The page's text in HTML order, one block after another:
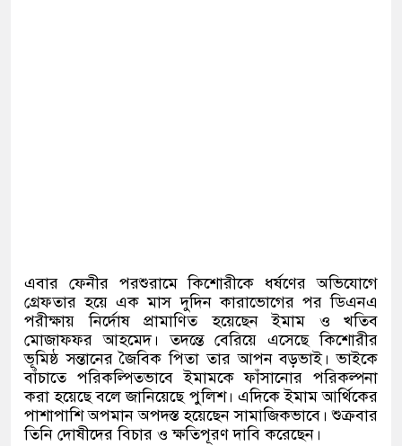
এবার ফেনীর পরশুরামে কিশোরীকে ধর্ষণের অভিযোগে
গ্রেফতার হয়ে এক মাস দুদিন কারাভোগের পর ডিএনএ
পরীক্ষায় নির্দোষ প্রামাণিত হয়েছেন ইমাম ও খতিব
মোজাফফর আহমেদ। তদন্তে বেরিয়ে এসেছে কিশোরীর
ভূমিষ্ঠ সন্তানের জৈবিক পিতা তার আপন বড়ভাই। ভাইকে
বাঁচাতে পরিকল্পিতভাবে ইমামকে ফাঁসানোর পরিকল্পনা
করা হয়েছে বলে জানিয়েছে পুলিশ। এদিকে ইমাম আর্থিকের
পাশাপাশি অপমান অপদস্ত হয়েছেন সামাজিকভাবে। শুক্রবার
তিনি দোষীদের বিচার ও ক্ষতিপূরণ দাবি করেছেন।